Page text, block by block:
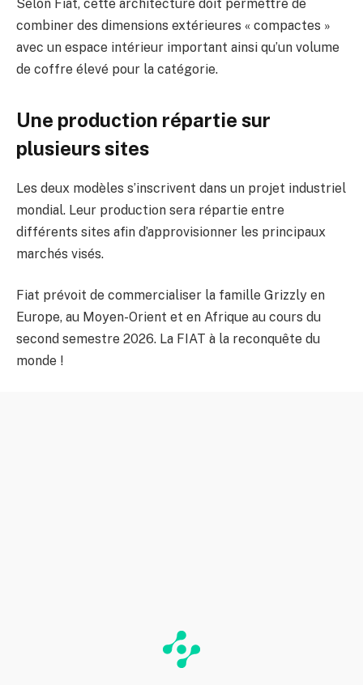
Selon Fiat, cette architecture doit permettre de
combiner des dimensions extérieures « compactes »
avec un espace intérieur important ainsi qu’un volume
de coffre élevé pour la catégorie.
Une production répartie sur
plusieurs sites
Les deux modèles s’inscrivent dans un projet industriel
mondial. Leur production sera répartie entre
différents sites afin d’approvisionner les principaux
marchés visés.
Fiat prévoit de commercialiser la famille Grizzly en
Europe, au Moyen-Orient et en Afrique au cours du
second semestre 2026. La FIAT à la reconquête du
monde !